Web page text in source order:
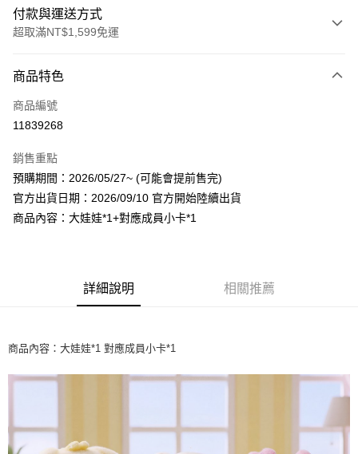
付款與運送方式
超取滿NT$1,599免運
信用卡一次付款
超商取貨付款
Apple Pay
街口支付
１．簡單：不需註冊會員、不需綁卡、不需儲值。
２．便利：只要手機號碼，簡訊認證，即可結帳。
３．安心：先確認商品／服務後，再付款。
１．於結帳方式選擇「AFTEE先享後付」後，將跳轉至「AFTEE先享後付」
結帳頁面，進行簡訊認證並確認金額後，即可完成結帳。
２．訂單成立數日內，您將收到繳費通知簡訊。
運送方式
全家取貨付款
付款後全家取貨
每筆NT$60，滿NT$1,599(含以上)免運費
商品特色
商品編號
11839268
銷售重點
預購期間：2026/05/27~ (可能會提前售完)
官方出貨日期：2026/09/10 官方開始陸續出貨
商品內容：大娃娃*1+對應成員小卡*1
詳細說明 相關推薦
商品內容：大娃娃*1 對應成員小卡*1